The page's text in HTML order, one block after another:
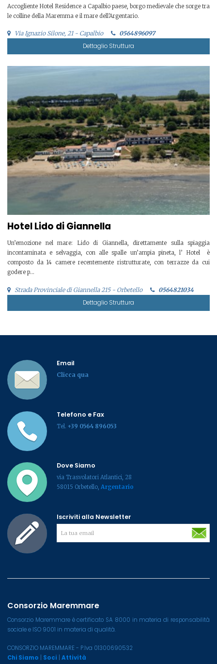
Accogliente Hotel Residence a Capalbio paese, borgo medievale che sorge tra
le colline della Maremma e il mare dell'Argentario.
Via Ignazio Silone, 21 - Capalbio 0564896097
Dettaglio Struttura
Hotel Lido di Giannella
Un’emozione nel mare: Lido di Giannella, direttamente sulla spiaggia
incontaminata e selvaggia, con alle spalle un’ampia pineta, l’ Hotel è
composto da 14 camere recentemente ristrutturate, con terrazze da cui
godere p...
Strada Provinciale di Giannella 215 - Orbetello 0564821034
Dettaglio Struttura
Email
Clicca qua
Telefono e Fax
Tel. +39 0564 896053
Dove Siamo
via Trasvolatori Atlantici, 28
58015 Orbetello, Argentario
Iscriviti alla Newsletter
Consorzio Maremmare
Consorzio Maremmare è certificato SA 8000 in materia di responsabilità
sociale e ISO 9001 in materia di qualità.
CONSORZIO MAREMMARE - P.Iva 01300690532
Chi Siamo
Soci Attività